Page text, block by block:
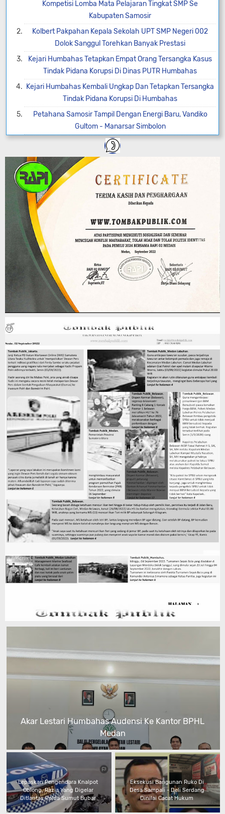
Kompetisi Lomba Mata Pelajaran Tingkat SMP Se
Kabupaten Samosir
Kolbert Pakpahan Kepala Sekolah UPT SMP Negeri 002
Dolok Sanggul Torehkan Banyak Prestasi
Kejari Humbahas Tetapkan Empat Orang Tersangka Kasus
Tindak Pidana Korupsi Di Dinas PUTR Humbahas
Kejari Humbahas Kembali Ungkap Dan Tetapkan Tersangka
Tindak Pidana Korupsi Di Humbahas
Petahana Samosir Tampil Dengan Energi Baru, Vandiko
Gultom - Manarsar Simbolon
Akar Lestari Humbahas Audensi Ke Kantor BPHL
Medan
Lepaskan Pengendara Knalpot
Oblong, Razia Yang Digelar
Ditlantas Polda Sumut Bubar
Eksekusi Bangunan Ruko Di
Desa Sampali - Deli Serdang
Dinilai Cacat Hukum